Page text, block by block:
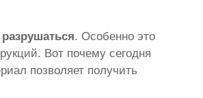
. Особенно это
Вот почему сегодня
позволяет получить